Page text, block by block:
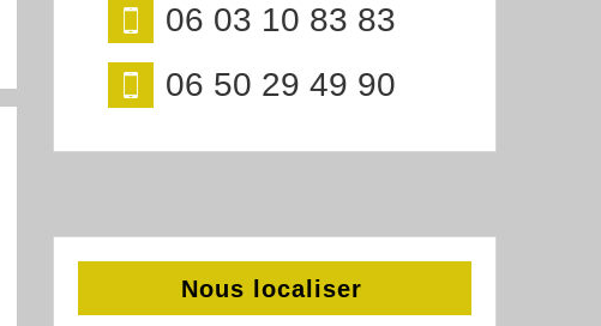
06 03 10 83 83
06 50 29 49 90
Nous localiser